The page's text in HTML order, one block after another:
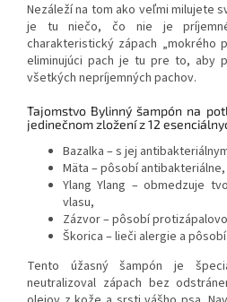
Nezáleží na tom ako veľmi milujete
je tu niečo, čo nie je
charakteristický zápach „mokrého
eliminujúci pach je tu pre to, aby
všetkých nepríjemných pachov.
Tajomstvo Bylinný šampón na
jedinečnom zložení z 12
Bazalka – s jej
Mäta – pôsobí antibakteriálne,
Ylang Ylang – obmedzuje
vlasu,
Zázvor – pôsobí
Škorica – lieči alergie a
Tento úžasný šampón je
neutralizoval zápach bez